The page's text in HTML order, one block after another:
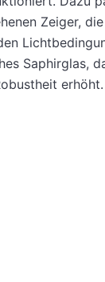
Zeiger,
Saphirglas,
erhöht.